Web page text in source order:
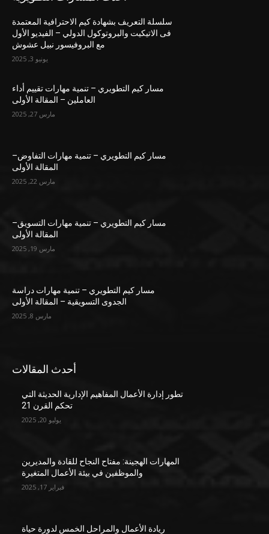
سلسلة التعريف بشهادة كيم الاحترافية المعتمدة
فى الاتيكيت والبروتوكول الدولي – الفيديو الأول
مع البروفيسور نبيل عشوش
يونيو 3, 2025
مسار كيم التطويري – تنمية مهارات تقييم أداء
العاملين – المقالة الأولى
مارس 27, 2025
مسار كيم التطويري – تنمية مهارات التفاوض–
المقالة الأولى
مارس 22, 2025
مسار كيم التطويري – تنمية مهارات التسويق–
المقالة الأولى
مارس 19, 2025
مسار كيم التطويري – تنمية مهارات دراسة
الجدوى التسويقية – المقالة الأولى
مارس 8, 2025
أحدث المقالات
تطور إدارة الأعمال المفاهيم الإدارية الحديثة التي
تحكم القرن 21
يوليو 20, 2025
المهارات الهجينة: مفتاح النجاح للقادة والمديرين
والموظفين في بيئة الأعمال المتغيرة
فبراير 17, 2025
ريادة الأعمال والمراحل الخمس لدورة حياة